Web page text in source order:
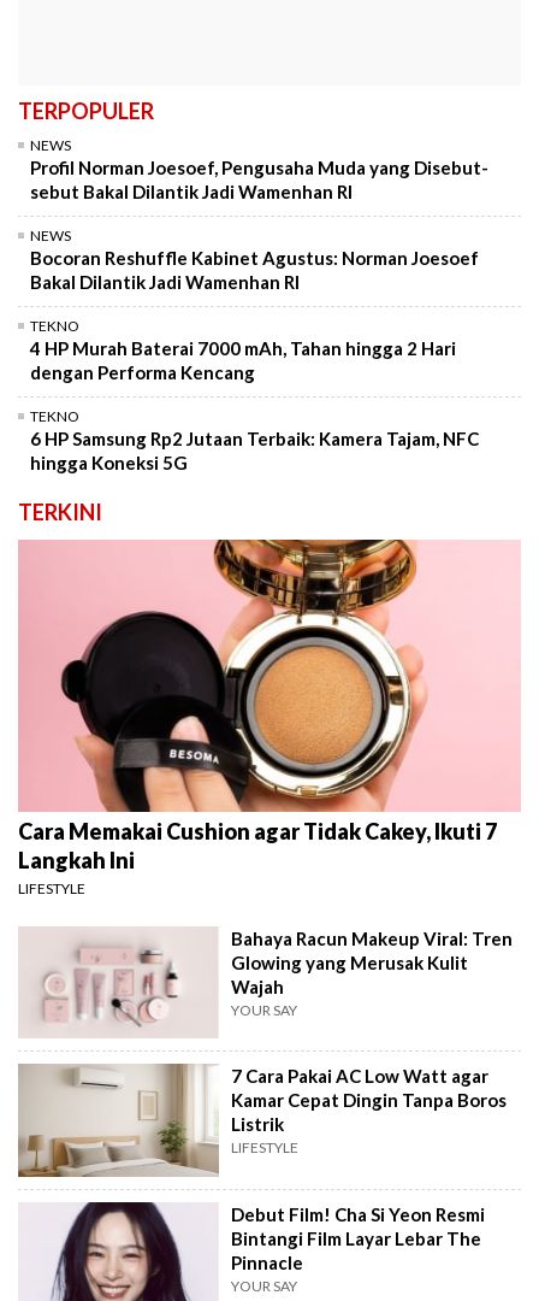
TERPOPULER
NEWS
Profil Norman Joesoef, Pengusaha Muda yang Disebut-
sebut Bakal Dilantik Jadi Wamenhan RI
NEWS
Bocoran Reshuffle Kabinet Agustus: Norman Joesoef
Bakal Dilantik Jadi Wamenhan RI
TEKNO
4 HP Murah Baterai 7000 mAh, Tahan hingga 2 Hari
dengan Performa Kencang
TEKNO
6 HP Samsung Rp2 Jutaan Terbaik: Kamera Tajam, NFC
hingga Koneksi 5G
TERKINI
Cara Memakai Cushion agar Tidak Cakey, Ikuti 7
Langkah Ini
LIFESTYLE
Bahaya Racun Makeup Viral: Tren
Glowing yang Merusak Kulit
Wajah
YOUR SAY
7 Cara Pakai AC Low Watt agar
Kamar Cepat Dingin Tanpa Boros
Listrik
LIFESTYLE
Debut Film! Cha Si Yeon Resmi
Bintangi Film Layar Lebar The
Pinnacle
YOUR SAY